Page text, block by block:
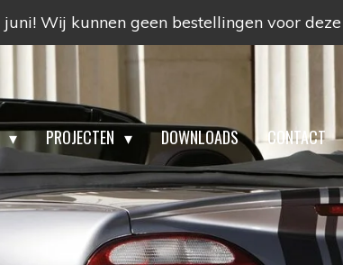
Wij kunnen geen bestellingen voor
PROJECTEN DOWNLOADS CONTACT